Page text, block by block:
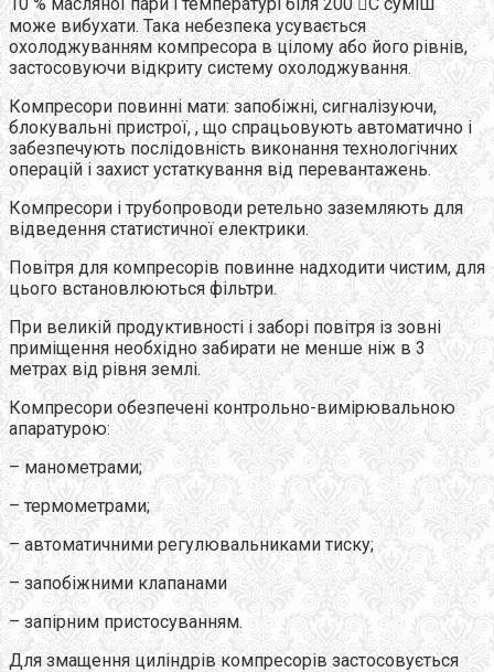
може вибухати. Така небезпека усувається
охолоджуванням компресора в цілому або його рівнів,
застосовуючи відкриту систему охолоджування.
Компресори повинні мати: запобіжні, сигналізуючи,
блокувальні пристрої, , що спрацьовують автоматично і
забезпечують послідовність виконання технологічних
операцій і захист устаткування від перевантажень.
Компресори і трубопроводи ретельно заземляють для
відведення статистичної електрики.
Повітря для компресорів повинне надходити чистим, для
цього встановлюються фільтри.
При великій продуктивності і заборі повітря із зовні
приміщення необхідно забирати не менше ніж в 3
метрах від рівня землі.
Компресори обезпечені контрольно-вимірювальною
апаратурою:
– манометрами;
– термометрами;
– автоматичними регулювальниками тиску;
– запобіжними клапанами
– запірним пристосуванням.
Для змащення циліндрів компресорів застосовується